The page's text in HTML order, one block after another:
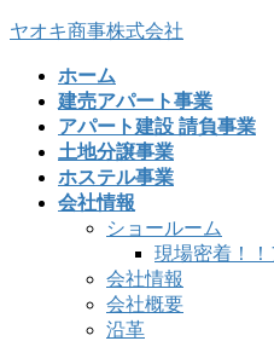
ヤオキ商事株式会社
ホーム
建売アパート事業
アパート建設 請負事業
土地分譲事業
ホステル事業
会社情報
ショールーム
現場密着！
会社情報
会社概要
沿革